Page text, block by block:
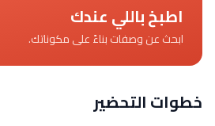
اطبخ باللي عندك
ابحث عن وصفات بناءً على مكوناتك.
خطوات التحضير